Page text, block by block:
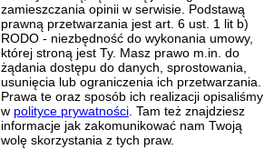
zamieszczania opinii w serwisie. Podstawą
prawną przetwarzania jest art. 6 ust. 1 lit b)
RODO - niezbędność do wykonania umowy,
której stroną jest Ty. Masz prawo m.in. do
żądania dostępu do danych, sprostowania,
usunięcia lub ograniczenia ich przetwarzania.
Prawa te oraz sposób ich realizacji opisaliśmy
w polityce prywatności . Tam też znajdziesz
informacje jak zakomunikować nam Twoją
wolę skorzystania z tych praw.